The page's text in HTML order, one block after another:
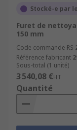
Stocké-e par
Furet de
150 mm
Code commande RS
Référence fabricant
Sous-total (1 unité)
3 540,08 €HT
Quantité